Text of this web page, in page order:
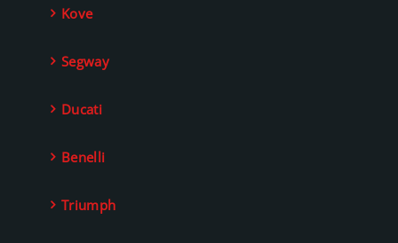
Kove
Segway
Ducati
Benelli
Triumph